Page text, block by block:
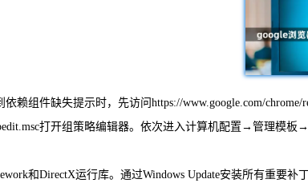
赖组件缺失提示时，先访问https://www.google.com/
打开组策略编辑器。依次进入计算机配置→管理模
和DirectX运行库。通过Windows Update安装所有重要